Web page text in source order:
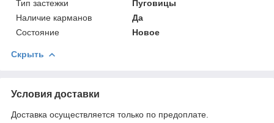
Тип застежки
Пуговицы
Наличие карманов
Да
Состояние
Новое
Скрыть
Условия доставки
Доставка осуществляется только по предоплате.